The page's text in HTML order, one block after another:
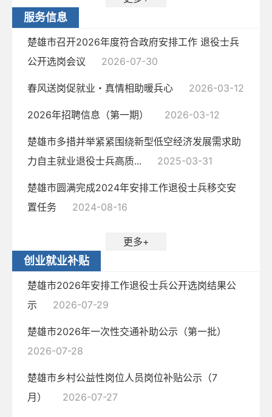
服务信息
楚雄市召开2026年度符合政府安排工作 退役士兵
公开选岗会议
2026-07-30
春风送岗促就业・真情相助暖兵心 2026-03-12
2026年招聘信息（第一期） 2026-03-12
楚雄市多措并举紧紧围绕新型低空经济发展需求助
力自主就业退役士兵高质...
2025-03-31
楚雄市圆满完成2024年安排工作退役士兵移交安
置任务
2024-08-16
更多+
创业就业补贴
楚雄市2026年安排工作退役士兵公开选岗结果公
示
2026-07-29
楚雄市2026年一次性交通补助公示（第一批）
2026-07-28
楚雄市乡村公益性岗位人员岗位补贴公示（7
月）
2026-07-27